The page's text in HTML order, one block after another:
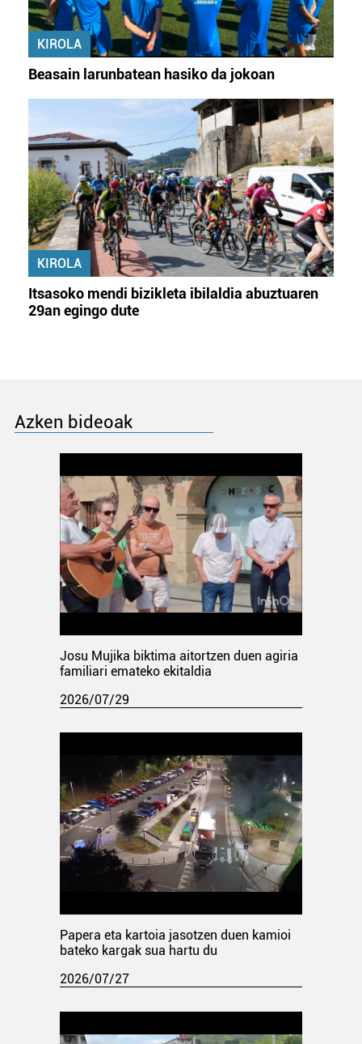
KIROLA
Beasain larunbatean hasiko da jokoan
KIROLA
Itsasoko mendi bizikleta ibilaldia abuztuaren
29an egingo dute
Azken bideoak
Josu Mujika biktima aitortzen duen agiria
familiari emateko ekitaldia
2026/07/29
Papera eta kartoia jasotzen duen kamioi
bateko kargak sua hartu du
2026/07/27